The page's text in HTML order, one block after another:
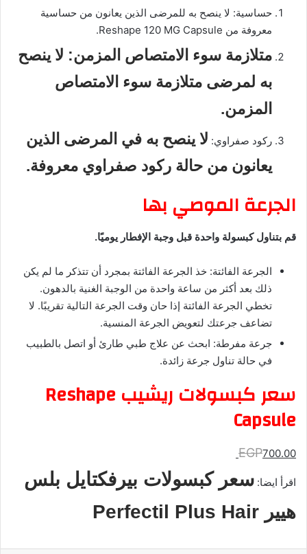
حساسية: لا ينصح به للمرضى الذين يعانون من حساسية
معروفة من Reshape 120 MG Capsule.
متلازمة سوء الامتصاص المزمن: لا ينصح
به لمرضى متلازمة سوء الامتصاص
المزمن.
ركود صفراوي: لا ينصح به في المرضى الذين
يعانون من حالة ركود صفراوي معروفة.
الجرعة الموصي بها
قم بتناول كبسولة واحدة قبل وجبة الإفطار يوميًا.
الجرعة الفائتة: خذ الجرعة الفائتة بمجرد أن تتذكر ما لم يكن
ذلك بعد أكثر من ساعة واحدة من الوجبة الغنية بالدهون.
تخطي الجرعة الفائتة إذا حان وقت الجرعة التالية تقريبًا. لا
تضاعف جرعتك لتعويض الجرعة المنسية.
جرعة مفرطة: ابحث عن علاج طبي طارئ أو اتصل بالطبيب
في حالة تناول جرعة زائدة.
سعر كبسولات ريشيب Reshape
Capsule
EGP700.00
اقرأ ايضا: سعر كبسولات بيرفكتايل بلس
هيير Perfectil Plus Hair